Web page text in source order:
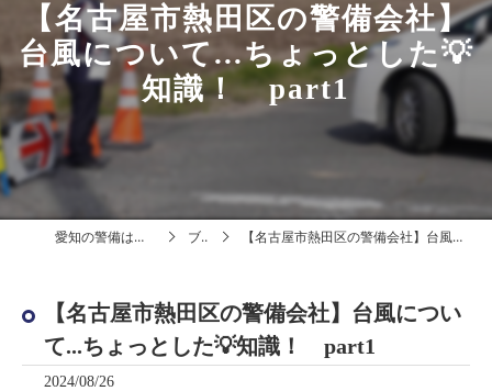
【名古屋市熱田区の警備会社】
台風について...ちょっとした💡
知識！ part1
愛知の警備は株式会社アイアール ブログ 【名古屋市熱田区の警備会社】台風について...ちょっとした💡知識！ part1
【名古屋市熱田区の警備会社】台風につい
て...ちょっとした💡知識！ part1
2024/08/26